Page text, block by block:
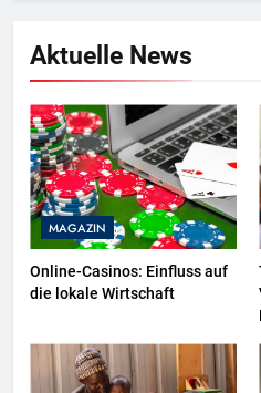
Aktuelle News
MAGAZIN
Online-Casinos: Einfluss auf
die lokale Wirtschaft